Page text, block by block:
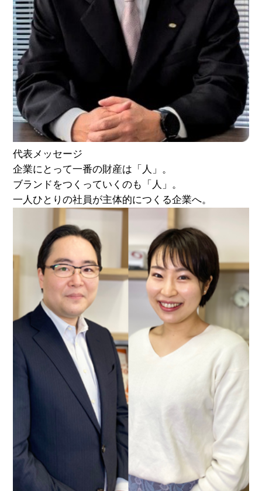
代表メッセージ
企業にとって一番の財産は「人」。
ブランドをつくっていくのも「人」。
一人ひとりの社員が主体的につくる企業へ。